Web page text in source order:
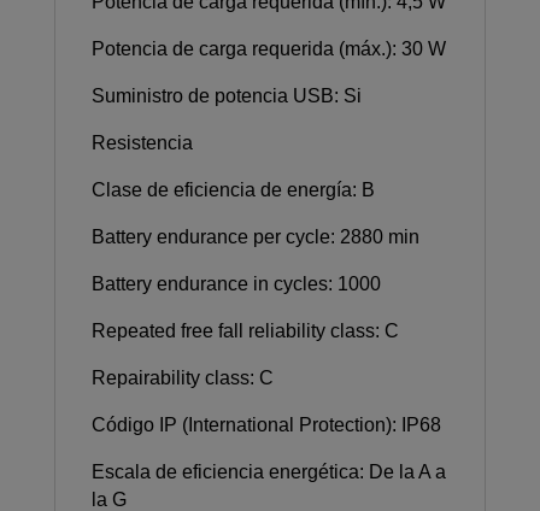
Potencia de carga requerida (máx.): 30 W
Suministro de potencia USB: Si
Resistencia
Clase de eficiencia de energía: B
Battery endurance per cycle: 2880 min
Battery endurance in cycles: 1000
Repeated free fall reliability class: C
Repairability class: C
Código IP (International Protection): IP68
Escala de eficiencia energética: De la A a
la G